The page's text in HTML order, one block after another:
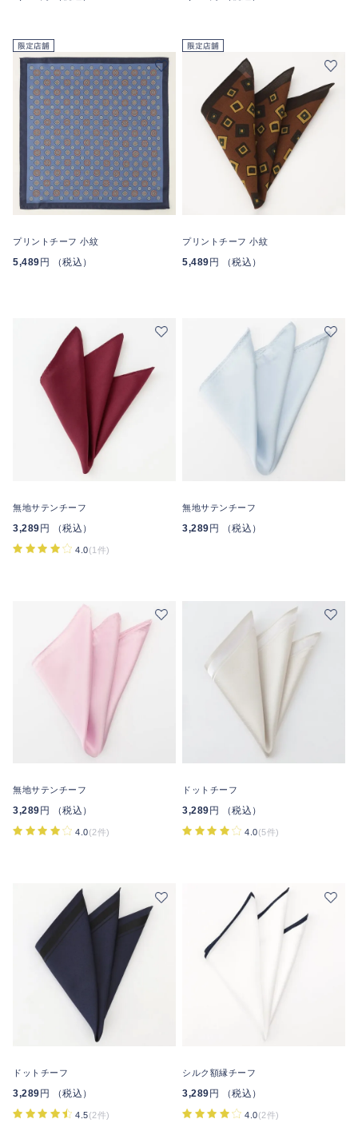
プリントチーフ 小紋
5,489円 （税込）
プリントチーフ 小紋
5,489円 （税込）
無地サテンチーフ
3,289円 （税込）
4.0(1件)
無地サテンチーフ
3,289円 （税込）
無地サテンチーフ
3,289 円 （税込）
4.0(2件)
ドットチーフ
3,289 円 （税込）
4.0(5件)
ドットチーフ
3,289 円 （税込）
4.5(2件)
シルク額縁チーフ
3,289 円 （税込）
4.0(2件)